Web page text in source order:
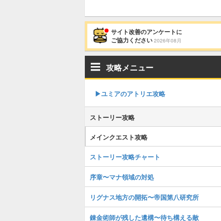
サイト改善のアンケートに
ご協力ください 2026年08月
攻略メニュー
▶︎ユミアのアトリエ攻略
ストーリー攻略
メインクエスト攻略
ストーリー攻略チャート
序章〜マナ領域の対処
リグナス地方の開拓〜帝国第八研究所
錬金術師が残した遺構〜待ち構える敵